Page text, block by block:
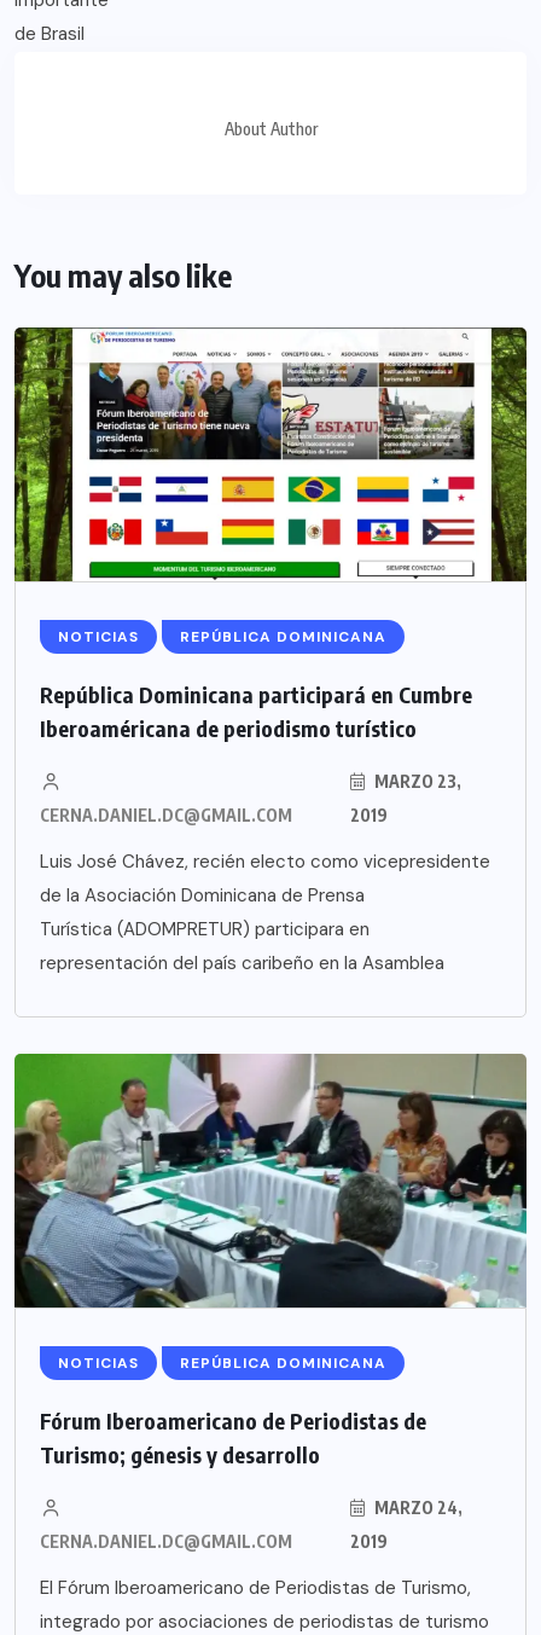
About Author
You may also like
NOTICIAS REPÚBLICA DOMINICANA
República Dominicana participará en Cumbre
Iberoaméricana de periodismo turístico
CERNA.DANIEL.DC@GMAIL.COM
MARZO 23,
2019
Luis José Chávez, recién electo como vicepresidente
de la Asociación Dominicana de Prensa
Turística (ADOMPRETUR) participara en
representación del país caribeño en la Asamblea
NOTICIAS REPÚBLICA DOMINICANA
Fórum Iberoamericano de Periodistas de
Turismo; génesis y desarrollo
CERNA.DANIEL.DC@GMAIL.COM
MARZO 24,
2019
El Fórum Iberoamericano de Periodistas de Turismo,
integrado por asociaciones de periodistas de turismo